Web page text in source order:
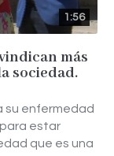
1:56
más
sociedad.
su enfermedad
estar
que es una